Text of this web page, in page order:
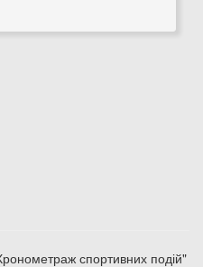
спортивних подій"